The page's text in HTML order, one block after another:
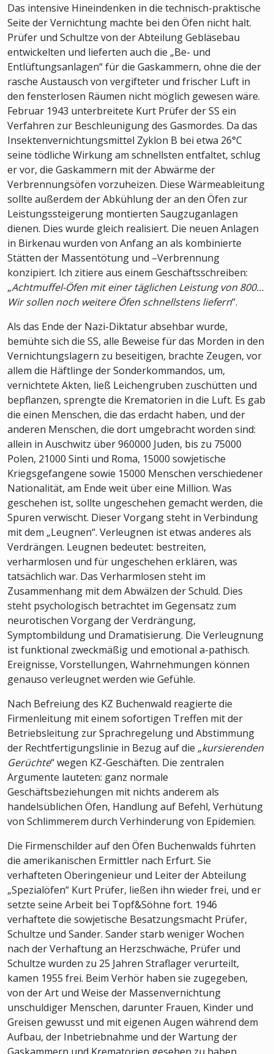
Das intensive Hineindenken in die technisch-praktische
Seite der Vernichtung machte bei den Öfen nicht halt.
Prüfer und Schultze von der Abteilung Gebläsebau
entwickelten und lieferten auch die „Be- und
Entlüftungsanlagen“ für die Gaskammern, ohne die der
rasche Austausch von vergifteter und frischer Luft in
den fensterlosen Räumen nicht möglich gewesen wäre.
Februar 1943 unterbreitete Kurt Prüfer der SS ein
Verfahren zur Beschleunigung des Gasmordes. Da das
Insektenvernichtungsmittel Zyklon B bei etwa 26°C
seine tödliche Wirkung am schnellsten entfaltet, schlug
er vor, die Gaskammern mit der Abwärme der
Verbrennungsöfen vorzuheizen. Diese Wärmeableitung
sollte außerdem der Abkühlung der an den Öfen zur
Leistungssteigerung montierten Saugzuganlagen
dienen. Dies wurde gleich realisiert. Die neuen Anlagen
in Birkenau wurden von Anfang an als kombinierte
Stätten der Massentötung und –Verbrennung
konzipiert. Ich zitiere aus einem Geschäftsschreiben:
„Achtmuffel-Öfen mit einer täglichen Leistung von 800…
Wir sollen noch weitere Öfen schnellstens liefern“.
Als das Ende der Nazi-Diktatur absehbar wurde,
bemühte sich die SS, alle Beweise für das Morden in den
Vernichtungslagern zu beseitigen, brachte Zeugen, vor
allem die Häftlinge der Sonderkommandos, um,
vernichtete Akten, ließ Leichengruben zuschütten und
bepflanzen, sprengte die Krematorien in die Luft. Es gab
die einen Menschen, die das erdacht haben, und der
anderen Menschen, die dort umgebracht worden sind:
allein in Auschwitz über 960000 Juden, bis zu 75000
Polen, 21000 Sinti und Roma, 15000 sowjetische
Kriegsgefangene sowie 15000 Menschen verschiedener
Nationalität, am Ende weit über eine Million. Was
geschehen ist, sollte ungeschehen gemacht werden, die
Spuren verwischt. Dieser Vorgang steht in Verbindung
mit dem „Leugnen“. Verleugnen ist etwas anderes als
Verdrängen. Leugnen bedeutet: bestreiten,
verharmlosen und für ungeschehen erklären, was
tatsächlich war. Das Verharmlosen steht im
Zusammenhang mit dem Abwälzen der Schuld. Dies
steht psychologisch betrachtet im Gegensatz zum
neurotischen Vorgang der Verdrängung,
Symptombildung und Dramatisierung. Die Verleugnung
ist funktional zweckmäßig und emotional a-pathisch.
Ereignisse, Vorstellungen, Wahrnehmungen können
genauso verleugnet werden wie Gefühle.
Nach Befreiung des KZ Buchenwald reagierte die
Firmenleitung mit einem sofortigen Treffen mit der
Betriebsleitung zur Sprachregelung und Abstimmung
der Rechtfertigungslinie in Bezug auf die „kursierenden
Gerüchte“ wegen KZ-Geschäften. Die zentralen
Argumente lauteten: ganz normale
Geschäftsbeziehungen mit nichts anderem als
handelsüblichen Öfen, Handlung auf Befehl, Verhütung
von Schlimmerem durch Verhinderung von Epidemien.
Die Firmenschilder auf den Öfen Buchenwalds führten
die amerikanischen Ermittler nach Erfurt. Sie
verhafteten Oberingenieur und Leiter der Abteilung
„Spezialöfen“ Kurt Prüfer, ließen ihn wieder frei, und er
setzte seine Arbeit bei Topf&Söhne fort. 1946
verhaftete die sowjetische Besatzungsmacht Prüfer,
Schultze und Sander. Sander starb weniger Wochen
nach der Verhaftung an Herzschwäche, Prüfer und
Schultze wurden zu 25 Jahren Straflager verurteilt,
kamen 1955 frei. Beim Verhör haben sie zugegeben,
von der Art und Weise der Massenvernichtung
unschuldiger Menschen, darunter Frauen, Kinder und
Greisen gewusst und mit eigenen Augen während dem
Aufbau, der Inbetriebnahme und der Wartung der